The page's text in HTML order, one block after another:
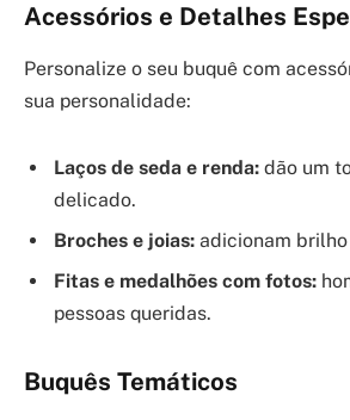
Acessórios e Detalhes
Personalize o seu buquê com
sua personalidade:
Laços de seda e renda: dão um
delicado.
Broches e joias: adicionam
Fitas e medalhões com fotos:
pessoas queridas.
Buquês Temáticos